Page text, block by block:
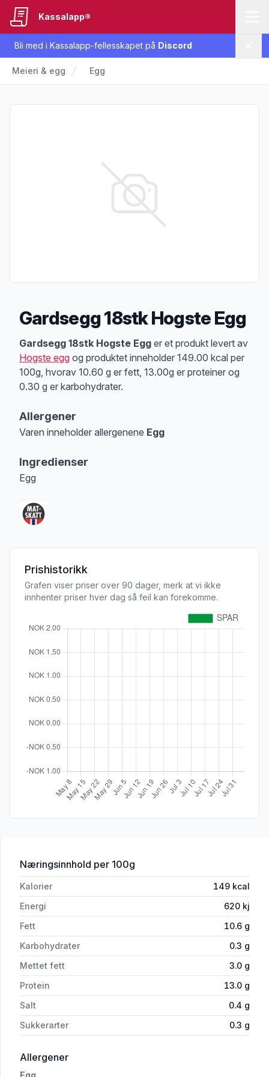
Bli med i Kassalapp-fellesskapet på Discord
Kassalapp®
Meieri & egg Egg
Gardsegg 18stk Hogste Egg
Produktbeskrivelse
Gardsegg 18stk Hogste Egg er et produkt levert av
Hogste egg og produktet inneholder 149.00 kcal per
100g, hvorav 10.60 g er fett, 13.00g er proteiner og
0.30 g er karbohydrater.
Allergener
Varen inneholder allergenene Egg
Ingredienser
Egg
Prishistorikk
Grafen viser priser over 90 dager, merk at vi ikke
innhenter priser hver dag så feil kan forekomme.
Næringsinnhold for 'Gardsegg 18stk Hogste Egg'
per 100g
Kalorier 149 kcal
Energi
620 kj
Fett
10.6 g
Karbohydrater
0.3 g
Mettet fett
3.0 g
Protein
13.0 g
Salt
0.4 g
Sukkerarter
0.3 g
Allergeneri 'Gardsegg 18stk Hogste Egg'
Egg